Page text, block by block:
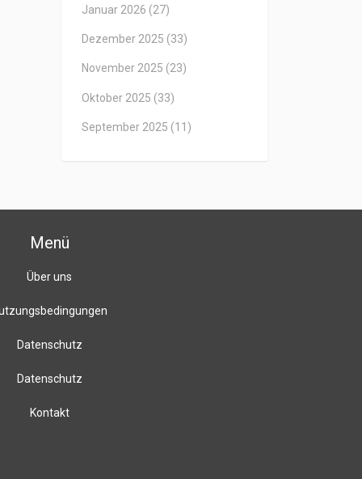
Januar 2026 (27)
Dezember 2025 (33)
November 2025 (23)
Oktober 2025 (33)
September 2025 (11)
Menü
Über uns
Datenschutz
Datenschutz
Kontakt